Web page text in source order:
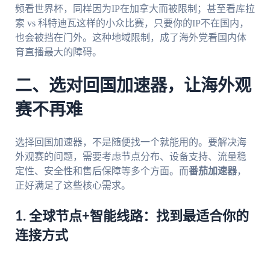
频看世界杯，同样因为IP在加拿大而被限制；甚至看库拉
索 vs 科特迪瓦这样的小众比赛，只要你的IP不在国内，
也会被挡在门外。这种地域限制，成了海外党看国内体
育直播最大的障碍。
二、选对回国加速器，让海外观
赛不再难
选择回国加速器，不是随便找一个就能用的。要解决海
外观赛的问题，需要考虑节点分布、设备支持、流量稳
定性、安全性和售后保障等多个方面。而番茄加速器，
正好满足了这些核心需求。
1. 全球节点+智能线路：找到最适合你的
连接方式